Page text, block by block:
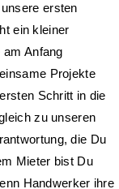
ersten
ein kleiner
Anfang
Projekte
Schritt in die
zu unseren
die Du
Mieter bist Du
Handwerker ihre